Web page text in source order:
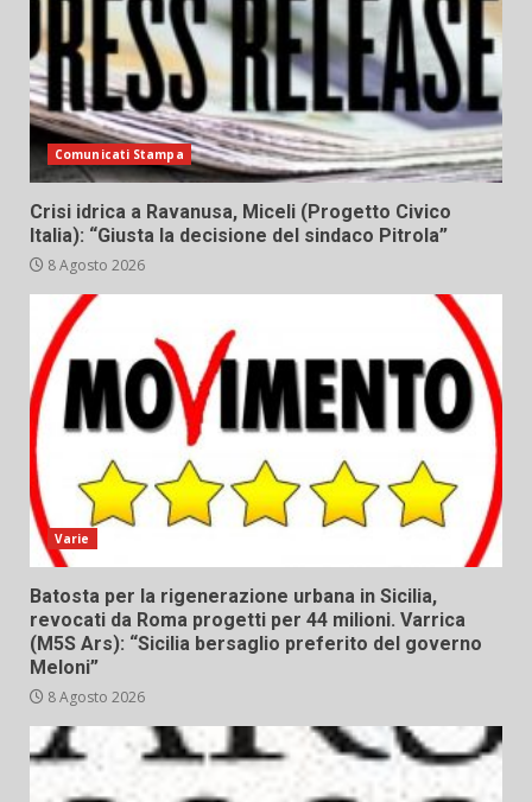
Comunicati Stampa
Crisi idrica a Ravanusa, Miceli (Progetto Civico
Italia): “Giusta la decisione del sindaco Pitrola”
8 Agosto 2026
Varie
Batosta per la rigenerazione urbana in Sicilia,
revocati da Roma progetti per 44 milioni. Varrica
(M5S Ars): “Sicilia bersaglio preferito del governo
Meloni”
8 Agosto 2026